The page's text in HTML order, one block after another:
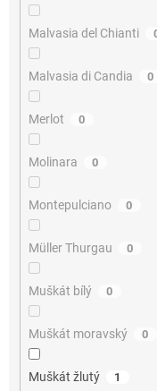
Malvasia del Chianti
Malvasia di Candia 0
Merlot 0
Molinara 0
Montepulciano 0
Müller Thurgau 0
Muškát bílý 0
Muškát moravský 0
Muškát žlutý 1